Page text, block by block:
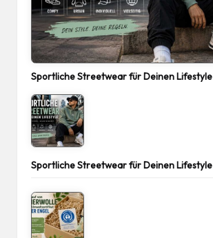
Sportliche Streetwear für Deinen Lifestyle
Sportliche Streetwear für Deinen Lifestyle